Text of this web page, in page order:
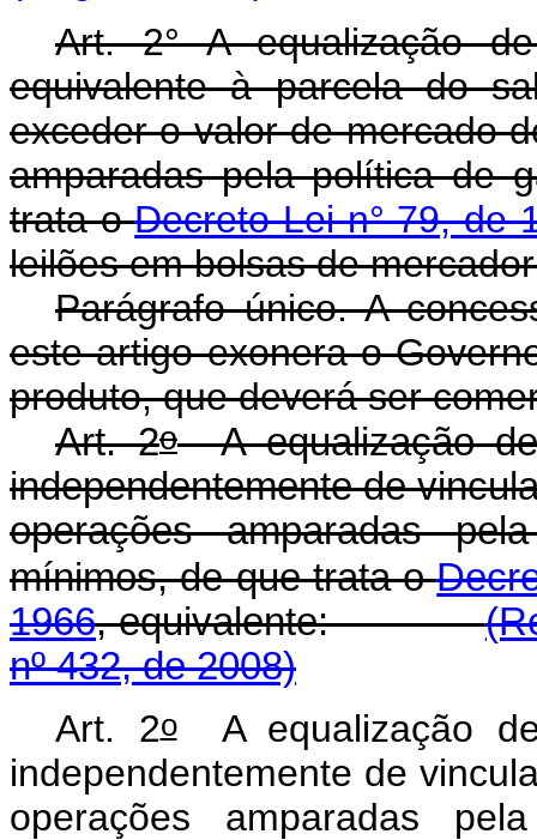
Art. 2° A equalização
equivalente à parcela do
exceder o valor de mercado
amparadas pela política de
trata oDecreto-Lei n° 79, de
leilões em bolsas de
Parágrafo único. A
este artigo exonera o
produto, que deverá ser
Art. 2oA equalização de
independentemente de
operações amparadas
mínimos, de que trata o
1966, equivalente:
nº 432, de 2008)
Art. 2oA equalização de
independentemente de
operações amparadas